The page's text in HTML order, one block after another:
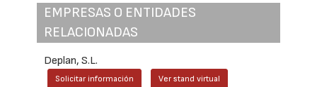
EMPRESAS O ENTIDADES
RELACIONADAS
Deplan, S.L.
Solicitar información Ver stand virtual